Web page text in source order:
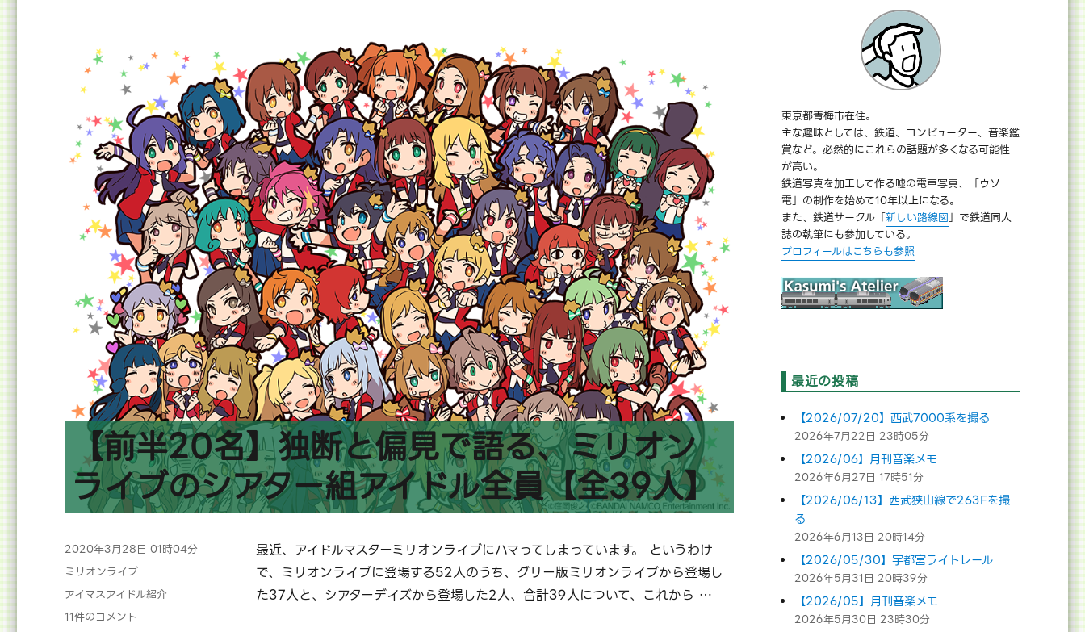
ブ
イ
ル
39
人】
【前半20名】独断と偏見で語る、ミリオン
ライブのシアター組アイドル全員【全39人】
投
稿
2020年3月28日 01時04分
カ
テ
リ
ミリオンライブ
タ
グ
アイマスアイドル紹介
【前
11件のコメント
最近、アイドルマスターミリオンライブにハマってしまっています。 というわけ
で、ミリオンライブに登場する52人のうち、グリー版ミリオンライブから登場し
た37人と、シアターデイズから登場した2人、合計39人について、これから …
東京都青梅市在住。
主な趣味としては、鉄道、コンピューター、音楽鑑
賞など。必然的にこれらの話題が多くなる可能性
が高い。
鉄道写真を加工して作る嘘の電車写真、「ウソ
電」の制作を始めて10年以上になる。
また、鉄道サークル「新しい路線図」で鉄道同人
誌の執筆にも参加している。
プロフィールはこちらも参照
最近の投稿
【2026/07/20】西武7000系を撮る
2026年7月22日 23時05分
【2026/06】月刊音楽メモ
2026年6月27日 17時51分
【2026/06/13】西武狭山線で263Fを撮
る
2026年6月13日 20時14分
【2026/05/30】宇都宮ライトレール
2026年5月31日 20時39分
【2026/05】月刊音楽メモ
2026年5月30日 23時30分